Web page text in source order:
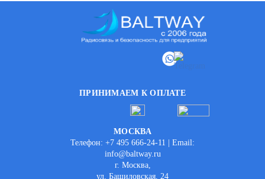
ПРИНИМАЕМ К ОПЛАТЕ
МОСКВА
Телефон: +7 495 666-24-11 | Email:
info@baltway.ru
г. Москва,
ул. Башиловская, 24